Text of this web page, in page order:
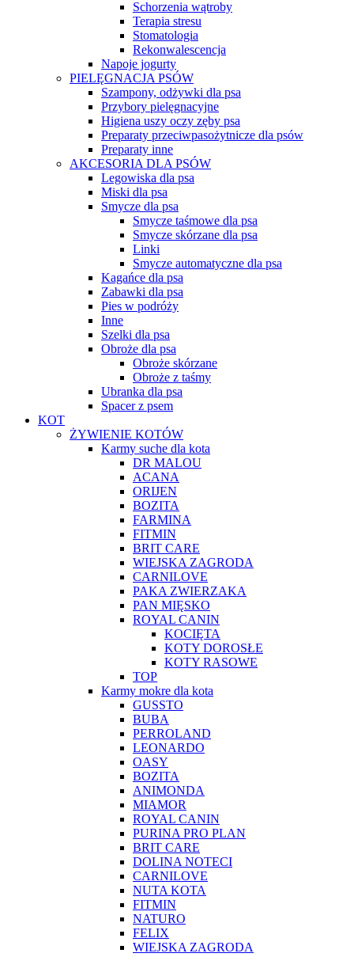
Schorzenia wątroby
Terapia stresu
Stomatologia
Rekonwalescencja
Napoje jogurty
PIELĘGNACJA PSÓW
Szampony, odżywki dla psa
Przybory pielęgnacyjne
Higiena uszy oczy zęby psa
Preparaty przeciwpasożytnicze dla psów
Preparaty inne
AKCESORIA DLA PSÓW
Legowiska dla psa
Miski dla psa
Smycze dla psa
Smycze taśmowe dla psa
Smycze skórzane dla psa
Linki
Smycze automatyczne dla psa
Kagańce dla psa
Zabawki dla psa
Pies w podróży
Inne
Szelki dla psa
Obroże dla psa
Obroże skórzane
Obroże z taśmy
Ubranka dla psa
Spacer z psem
KOT
ŻYWIENIE KOTÓW
Karmy suche dla kota
DR MALOU
ACANA
ORIJEN
BOZITA
FARMINA
FITMIN
BRIT CARE
WIEJSKA ZAGRODA
CARNILOVE
PAKA ZWIERZAKA
PAN MIĘSKO
ROYAL CANIN
KOCIĘTA
KOTY DOROSŁE
KOTY RASOWE
TOP
Karmy mokre dla kota
GUSSTO
BUBA
PERROLAND
LEONARDO
OASY
BOZITA
ANIMONDA
MIAMOR
ROYAL CANIN
PURINA PRO PLAN
BRIT CARE
DOLINA NOTECI
CARNILOVE
NUTA KOTA
FITMIN
NATURO
FELIX
WIEJSKA ZAGRODA